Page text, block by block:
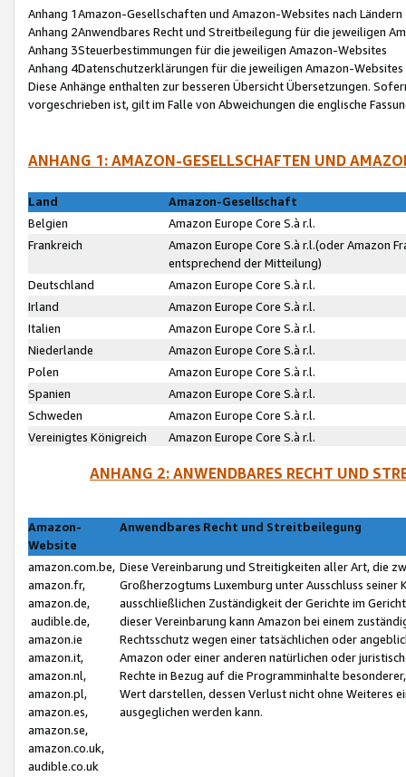
Anhang 1Amazon-Gesellschaften und Amazon-Websites nach Ländern
Anhang 2Anwendbares Recht und Streitbeilegung für die jeweiligen
Anhang 3Steuerbestimmungen für die jeweiligen Amazon-Websites
Anhang 4Datenschutzerklärungen für die jeweiligen Amazon-Websites
Diese Anhänge enthalten zur besseren Übersicht Übersetzungen.
vorgeschrieben ist, gilt im Falle von Abweichungen die englische
ANHANG 1: AMAZON-GESELLSCHAFTEN UND
Land
Amazon-Gesellschaft
Belgien
Amazon Europe Core S.à r.l.
Frankreich
Amazon Europe Core S.à r.l.(oder Amazon
entsprechend der Mitteilung)
Deutschland
Amazon Europe Core S.à r.l.
Irland
Amazon Europe Core S.à r.l.
Italien
Amazon Europe Core S.à r.l.
Niederlande
Amazon Europe Core S.à r.l.
Polen
Amazon Europe Core S.à r.l.
Spanien
Amazon Europe Core S.à r.l.
Schweden
Amazon Europe Core S.à r.l.
Vereinigtes Königreich
Amazon Europe Core S.à r.l.
ANHANG 2: ANWENDBARES RECHT UND
Amazon-
Website
Anwendbares Recht und Streitbeilegung
amazon.com.be,
amazon.fr,
amazon.de,
audible.de,
amazon.ie
amazon.it,
amazon.nl,
amazon.pl,
amazon.es,
amazon.se,
amazon.co.uk,
audible.co.uk
Diese Vereinbarung und Streitigkeiten aller Art, die
Großherzogtums Luxemburg unter Ausschluss
ausschließlichen Zuständigkeit der Gerichte im
dieser Vereinbarung kann Amazon bei einem
Rechtsschutz wegen einer tatsächlichen oder
Amazon oder einer anderen natürlichen oder
Rechte in Bezug auf die Programminhalte
Wert darstellen, dessen Verlust nicht ohne Weiteres
ausgeglichen werden kann.